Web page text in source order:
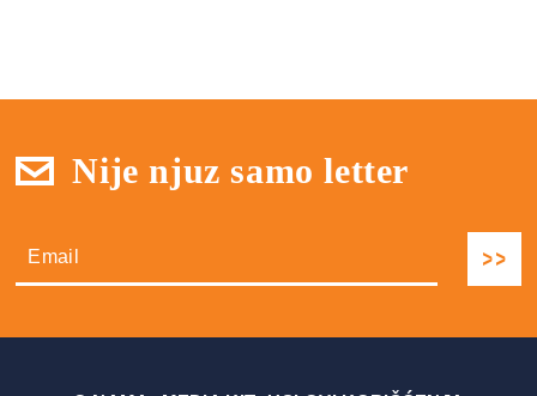
Nije njuz samo letter